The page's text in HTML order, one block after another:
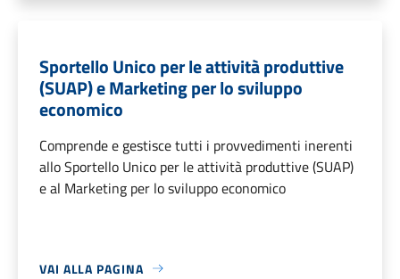
Sportello Unico per le attività produttive
(SUAP) e Marketing per lo sviluppo
economico
Comprende e gestisce tutti i provvedimenti inerenti
allo Sportello Unico per le attività produttive (SUAP)
e al Marketing per lo sviluppo economico
VAI ALLA PAGINA